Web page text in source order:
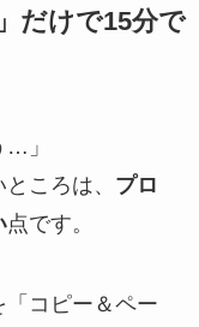
だけで15分で
…」
ころは、 プロ
点です。
コピー＆ペー